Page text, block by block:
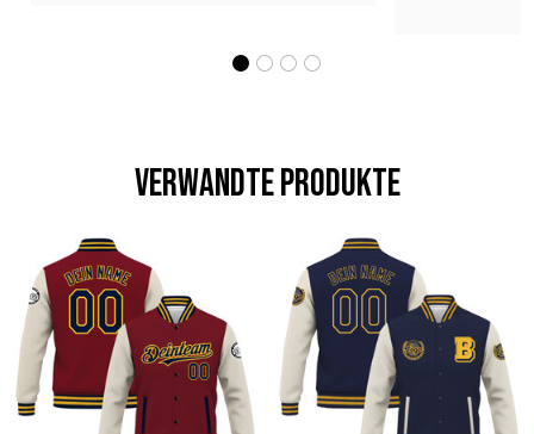
Verwandte Produkte